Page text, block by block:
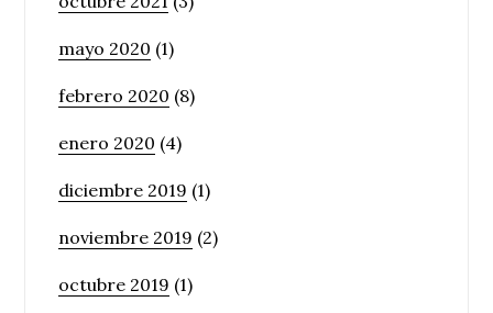
mayo 2020 (1)
febrero 2020 (8)
enero 2020 (4)
diciembre 2019 (1)
noviembre 2019 (2)
octubre 2019 (1)